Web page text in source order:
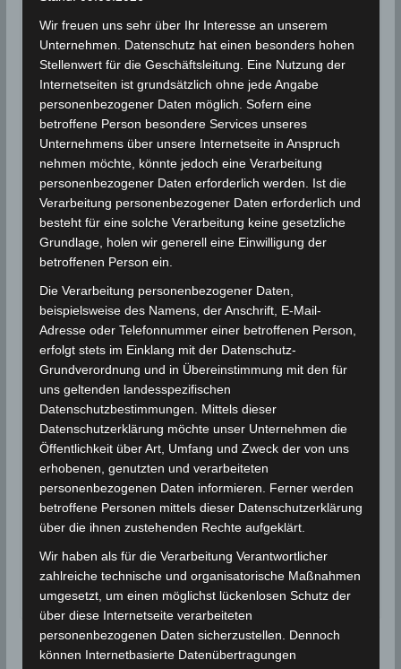
Stern Antares übertrumpft. Mit einem starken
Fernglas oder guten Teleskop lassen sich auch einige
seiner 79 Monde sehen.
Der Grund ist, dass der Planet im Juni seinen
erdnächsten Punkt erreicht und von der Erde nur
noch 640 Mio Kilometer entfernt ist und uns somit 17
Millionen Kilometer näher als während seiner letzten
Opposition.
Der Jupiter ist mit einem Äquatordurchmesser von
rund 143.000 Kilometern der größte Planet des
Entfernung von 778 Millionen Kilometern ist er von
der Sonne aus gesehen der fünfte Planet.
Für die Nutzung von Google Adsense (Google Ireland
Limited, Gordon House, Barrow Street, Dublin, D04 E5W5,
Ireland) benötigen wir laut DSGVO Ihre Zustimmung. Es
werden seitens Google Adsense personenbezogene
Daten erhoben, verarbeitet und gespeichert. Welche
Daten genau entnehmen Sie bitte den
Datenschutzbedingungen.
Google Adsenseist deaktiviert.
✓ Erlauben Datenschutzbedingungen
Quelle: Wikipedia, National Geographic
Moderates Erdbeben bei Amdoun im Gouvernorat
Wir freuen uns sehr über Ihr Interesse an unserem
Unternehmen. Datenschutz hat einen besonders hohen
Stellenwert für die Geschäftsleitung. Eine Nutzung der
Internetseiten ist grundsätzlich ohne jede Angabe
personenbezogener Daten möglich. Sofern eine
betroffene Person besondere Services unseres
Unternehmens über unsere Internetseite in Anspruch
nehmen möchte, könnte jedoch eine Verarbeitung
personenbezogener Daten erforderlich werden. Ist die
Verarbeitung personenbezogener Daten erforderlich und
besteht für eine solche Verarbeitung keine gesetzliche
Grundlage, holen wir generell eine Einwilligung der
betroffenen Person ein.
Die Verarbeitung personenbezogener Daten,
beispielsweise des Namens, der Anschrift, E-Mail-
Adresse oder Telefonnummer einer betroffenen Person,
erfolgt stets im Einklang mit der Datenschutz-
Grundverordnung und in Übereinstimmung mit den für
uns geltenden landesspezifischen
Datenschutzbestimmungen. Mittels dieser
Datenschutzerklärung möchte unser Unternehmen die
Öffentlichkeit über Art, Umfang und Zweck der von uns
erhobenen, genutzten und verarbeiteten
personenbezogenen Daten informieren. Ferner werden
betroffene Personen mittels dieser Datenschutzerklärung
über die ihnen zustehenden Rechte aufgeklärt.
Wir haben als für die Verarbeitung Verantwortlicher
zahlreiche technische und organisatorische Maßnahmen
umgesetzt, um einen möglichst lückenlosen Schutz der
über diese Internetseite verarbeiteten
personenbezogenen Daten sicherzustellen. Dennoch
können Internetbasierte Datenübertragungen